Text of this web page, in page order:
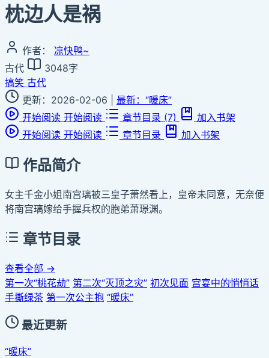
枕边人是祸
作者：
凉快鸭~
古代
3048字
搞笑 古代
更新：2026-02-06
最新：“暖床”
开始阅读 开始阅读 章节目录 (7)
加入书架
开始阅读 开始阅读 章节目录 加入书架
作品简介
女主千金小姐南宫璃被三皇子萧然看上，皇帝未同意，无奈便
将南宫璃嫁给手握兵权的胞弟萧璟渊。
章节目录
查看全部 →
第一次“桃花劫” 第二次“灭顶之灾” 初次见面 宫宴中的悄悄话
手撕绿茶 第一次公主抱 “暖床”
最近更新
“暖床”